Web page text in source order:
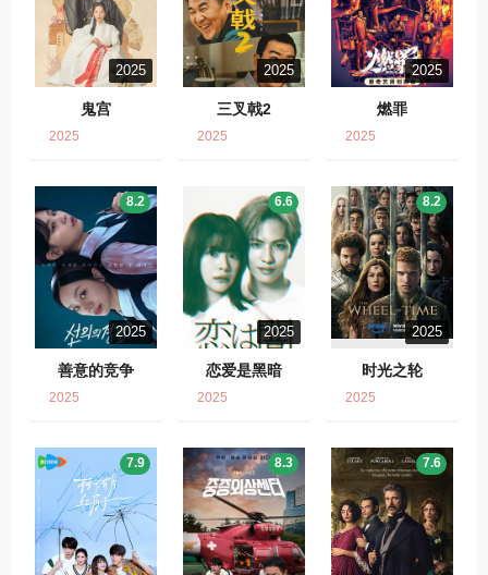
2025
鬼宫
2025
2025
三叉戟2
2025
2025
燃罪
2025
2025
善意的竞争
8.2
2025
2025
恋爱是黑暗
6.6
2025
2025
时光之轮
8.2
2025
7.9 8.3 7.6